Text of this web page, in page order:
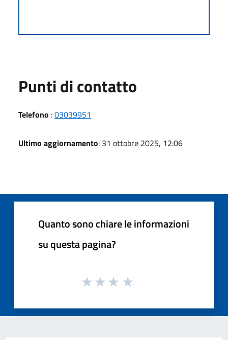
Punti di contatto
Telefono :03039951
Ultimo aggiornamento: 31 ottobre 2025, 12:06
Quanto sono chiare le informazioni
su questa pagina?